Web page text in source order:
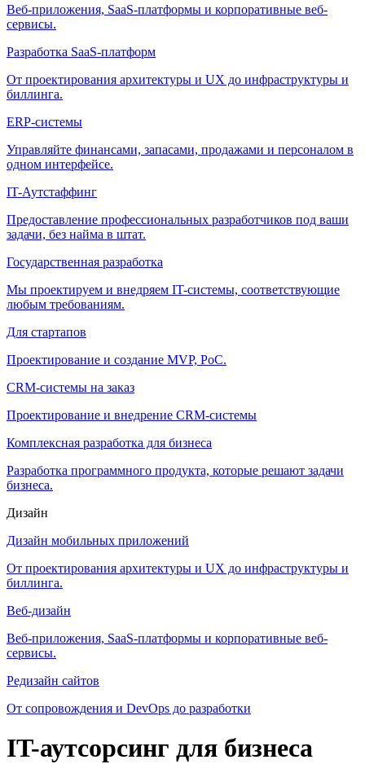
Веб-приложения, SaaS-платформы и корпоративные веб-
сервисы.
Разработка SaaS-платформ
От проектирования архитектуры и UX до инфраструктуры и
биллинга.
ERP-системы
Управляйте финансами, запасами, продажами и персоналом в
одном интерфейсе.
IT-Аутстаффинг
Предоставление профессиональных разработчиков под ваши
задачи, без найма в штат.
Государственная разработка
Мы проектируем и внедряем IT-системы, соответствующие
любым требованиям.
Для стартапов
Проектирование и создание MVP, PoC.
CRM-системы на заказ
Проектирование и внедрение CRM-системы
Комплексная разработка для бизнеса
Разработка программного продукта, которые решают задачи
бизнеса.
Дизайн
Дизайн мобильных приложений
От проектирования архитектуры и UX до инфраструктуры и
биллинга.
Веб-дизайн
Веб-приложения, SaaS-платформы и корпоративные веб-
сервисы.
Редизайн сайтов
От сопровождения и DevOps до разработки
IT-аутсорсинг для бизнеса